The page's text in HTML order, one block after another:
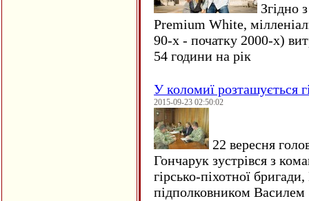
Згідно
Premium White,
90-х - початку 2000-х)
54 години на рік
У коломиї розташується
2015-09-23 02:50:02
22 вересня
Гончарук зустрівся з
гірсько-піхотної
підполковником